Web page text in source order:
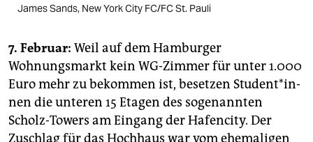
James Sands, New York City FC/FC St. Pauli
7. Februar: Weil auf dem Hamburger
Wohnungsmarkt kein WG-Zimmer für unter 1.000
Euro mehr zu bekommen ist, besetzen Stu­den­t*in­
nen die unteren 15 Etagen des sogenannten
Scholz-Towers am Eingang der Hafencity. Der
Zuschlag für das Hochhaus war vom ehemaligen